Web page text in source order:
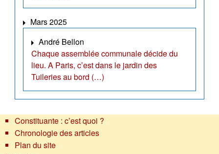
Mars 2025
André Bellon
Chaque assemblée communale décide du
lieu. A Paris, c’est dans le jardin des
Tuileries au bord (…)
Constituante : c’est quoi ?
Chronologie des articles
Plan du site